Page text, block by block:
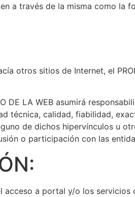
a través de la misma como la
otros sitios de Internet, el
DE LA WEB asumirá
técnica, calidad, fiabilidad,
de dichos hipervínculos u
o participación con las
acceso a portal y/o los